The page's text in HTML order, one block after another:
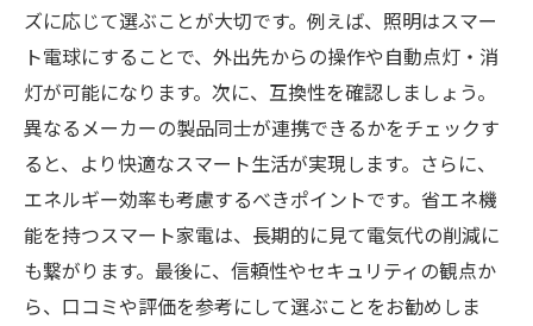
ズに応じて選ぶことが大切です。例えば、照明はスマー
ト電球にすることで、外出先からの操作や自動点灯・消
灯が可能になります。次に、互換性を確認しましょう。
異なるメーカーの製品同士が連携できるかをチェックす
ると、より快適なスマート生活が実現します。さらに、
エネルギー効率も考慮するべきポイントです。省エネ機
能を持つスマート家電は、長期的に見て電気代の削減に
も繋がります。最後に、信頼性やセキュリティの観点か
ら、口コミや評価を参考にして選ぶことをお勧めしま